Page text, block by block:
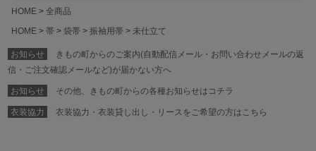
HOME
全商品
HOME
帯 袋帯 振袖用帯 未仕立て
お知らせ
きもの町からのご案内(自動配信メール・お問い合わせメールの返
信・ご注文確認メールなど)が届かない方へ
お知らせ その他、きもの町からの各種お知らせはコチラ
衣装協力 衣装協力・衣装貸し出し・リースをご希望の方はこちら